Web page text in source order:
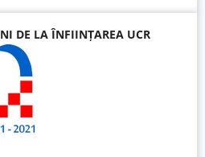
DE LA ÎNFIINȚAREA UCR